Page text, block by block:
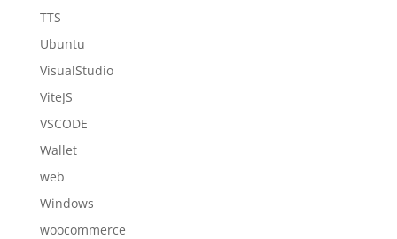
TTS
Ubuntu
VisualStudio
ViteJS
VSCODE
Wallet
web
Windows
woocommerce